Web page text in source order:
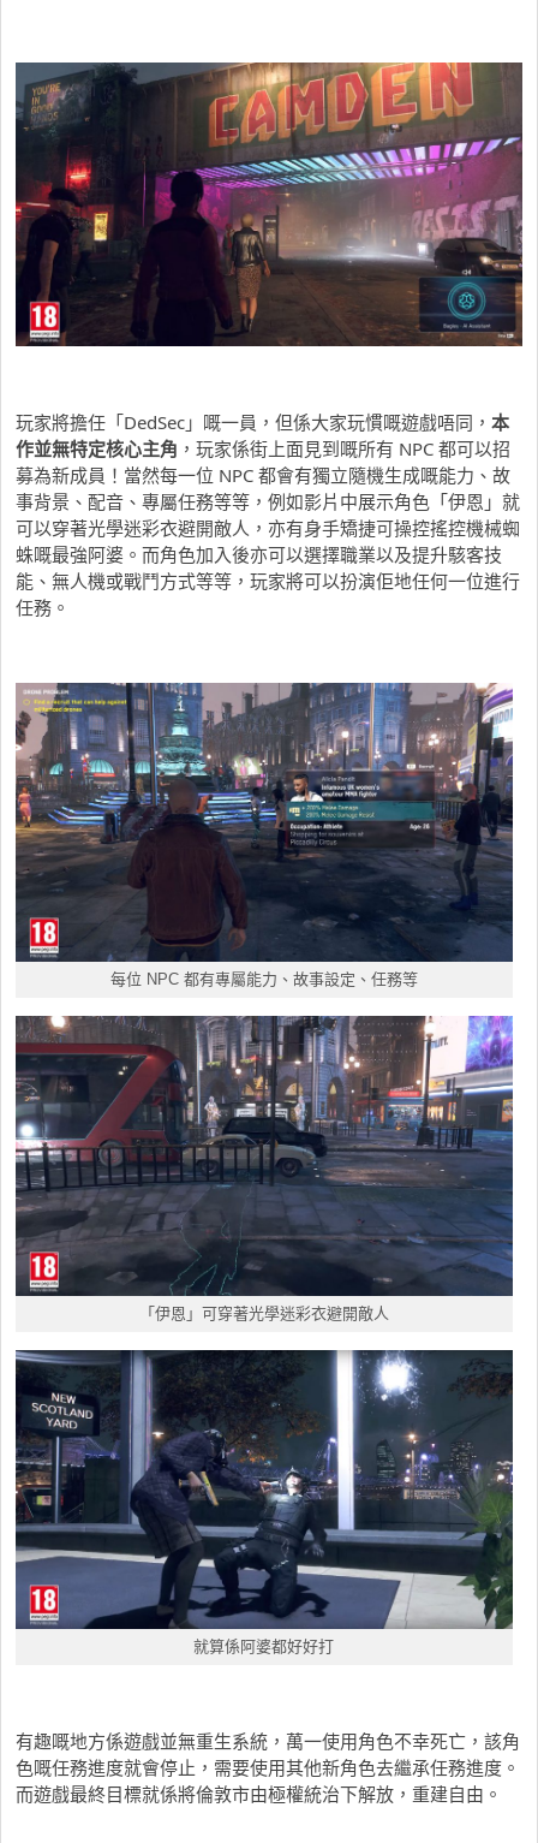
玩家將擔任「DedSec」嘅一員，但係大家玩慣嘅遊戲唔同， 本
作並無特定核心主角 ，玩家係街上面見到嘅所有 NPC 都可以招
募為新成員！當然每一位 NPC 都會有獨立隨機生成嘅能力、故
事背景、配音、專屬任務等等，例如影片中展示角色「伊恩」就
可以穿著光學迷彩衣避開敵人，亦有身手矯捷可操控搖控機械蜘
蛛嘅最強阿婆。而角色加入後亦可以選擇職業以及提升駭客技
能、無人機或戰鬥方式等等，玩家將可以扮演佢地任何一位進行
任務。
每位 NPC 都有專屬能力、故事設定、任務等
「伊恩」可穿著光學迷彩衣避開敵人
就算係阿婆都好好打
有趣嘅地方係遊戲並無重生系統，萬一使用角色不幸死亡，該角
色嘅任務進度就會停止，需要使用其他新角色去繼承任務進度。
而遊戲最終目標就係將倫敦市由極權統治下解放，重建自由。